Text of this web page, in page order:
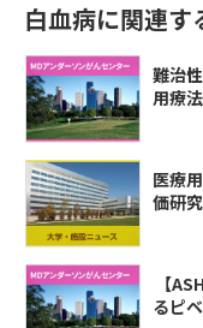
白血病に関連す
難治
用療
医療
価研究
【
るピ